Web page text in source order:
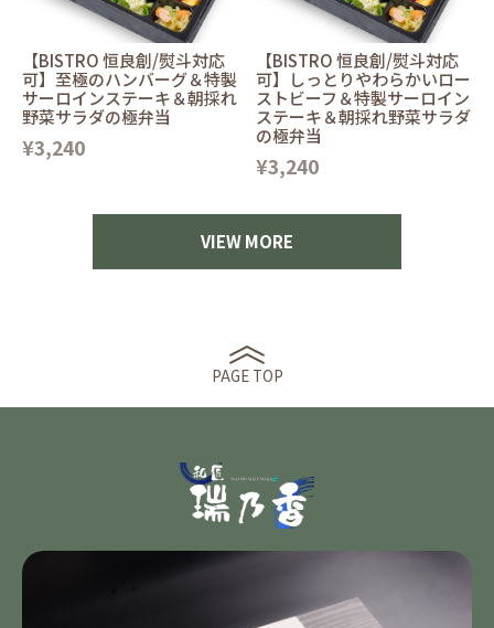
【BISTRO 恒良創/熨斗対応
可】至極のハンバーグ＆特製
サーロインステーキ＆朝採れ
野菜サラダの極弁当
¥3,240
【BISTRO 恒良創/熨斗対応
可】しっとりやわらかいロー
ストビーフ＆特製サーロイン
ステーキ＆朝採れ野菜サラダ
の極弁当
¥3,240
VIEW MORE
PAGE TOP